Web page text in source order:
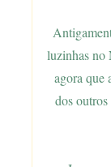
luzinhas no
agora que
dos